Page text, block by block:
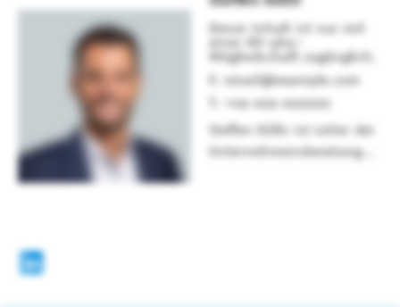
Dieser Inhalt ist nur mit
einer KD-plus-
Mitgliedschaft zugänglich.
email@example.com
+00 000 000000
Steffen Kölln ist Leiter der
Unternehmensberatung...